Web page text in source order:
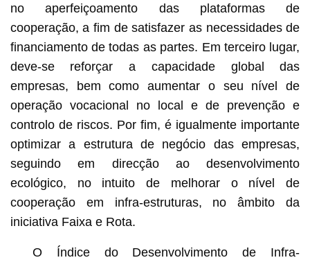
no aperfeiçoamento das plataformas de
cooperação, a fim de satisfazer as necessidades de
financiamento de todas as partes. Em terceiro lugar,
deve-se reforçar a capacidade global das
empresas, bem como aumentar o seu nível de
operação vocacional no local e de prevenção e
controlo de riscos. Por fim, é igualmente importante
optimizar a estrutura de negócio das empresas,
seguindo em direcção ao desenvolvimento
ecológico, no intuito de melhorar o nível de
cooperação em infra-estruturas, no âmbito da
iniciativa Faixa e Rota.
O Índice do Desenvolvimento de Infra-